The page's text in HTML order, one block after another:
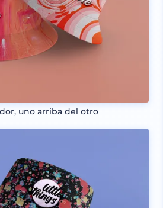
uno arriba del otro